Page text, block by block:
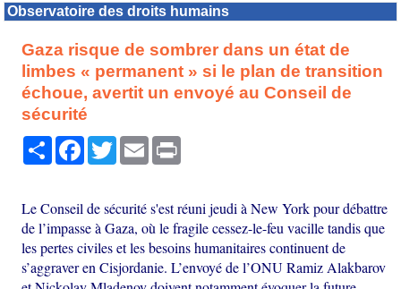
Observatoire des droits humains
Gaza risque de sombrer dans un état de
limbes « permanent » si le plan de transition
échoue, avertit un envoyé au Conseil de
sécurité
PartagerFacebook
TwitterEmail
Le Conseil de sécurité s'est réuni jeudi à New York pour débattre
de l’impasse à Gaza, où le fragile cessez-le-feu vacille tandis que
les pertes civiles et les besoins humanitaires continuent de
s’aggraver en Cisjordanie. L’envoyé de l’ONU Ramiz Alakbarov